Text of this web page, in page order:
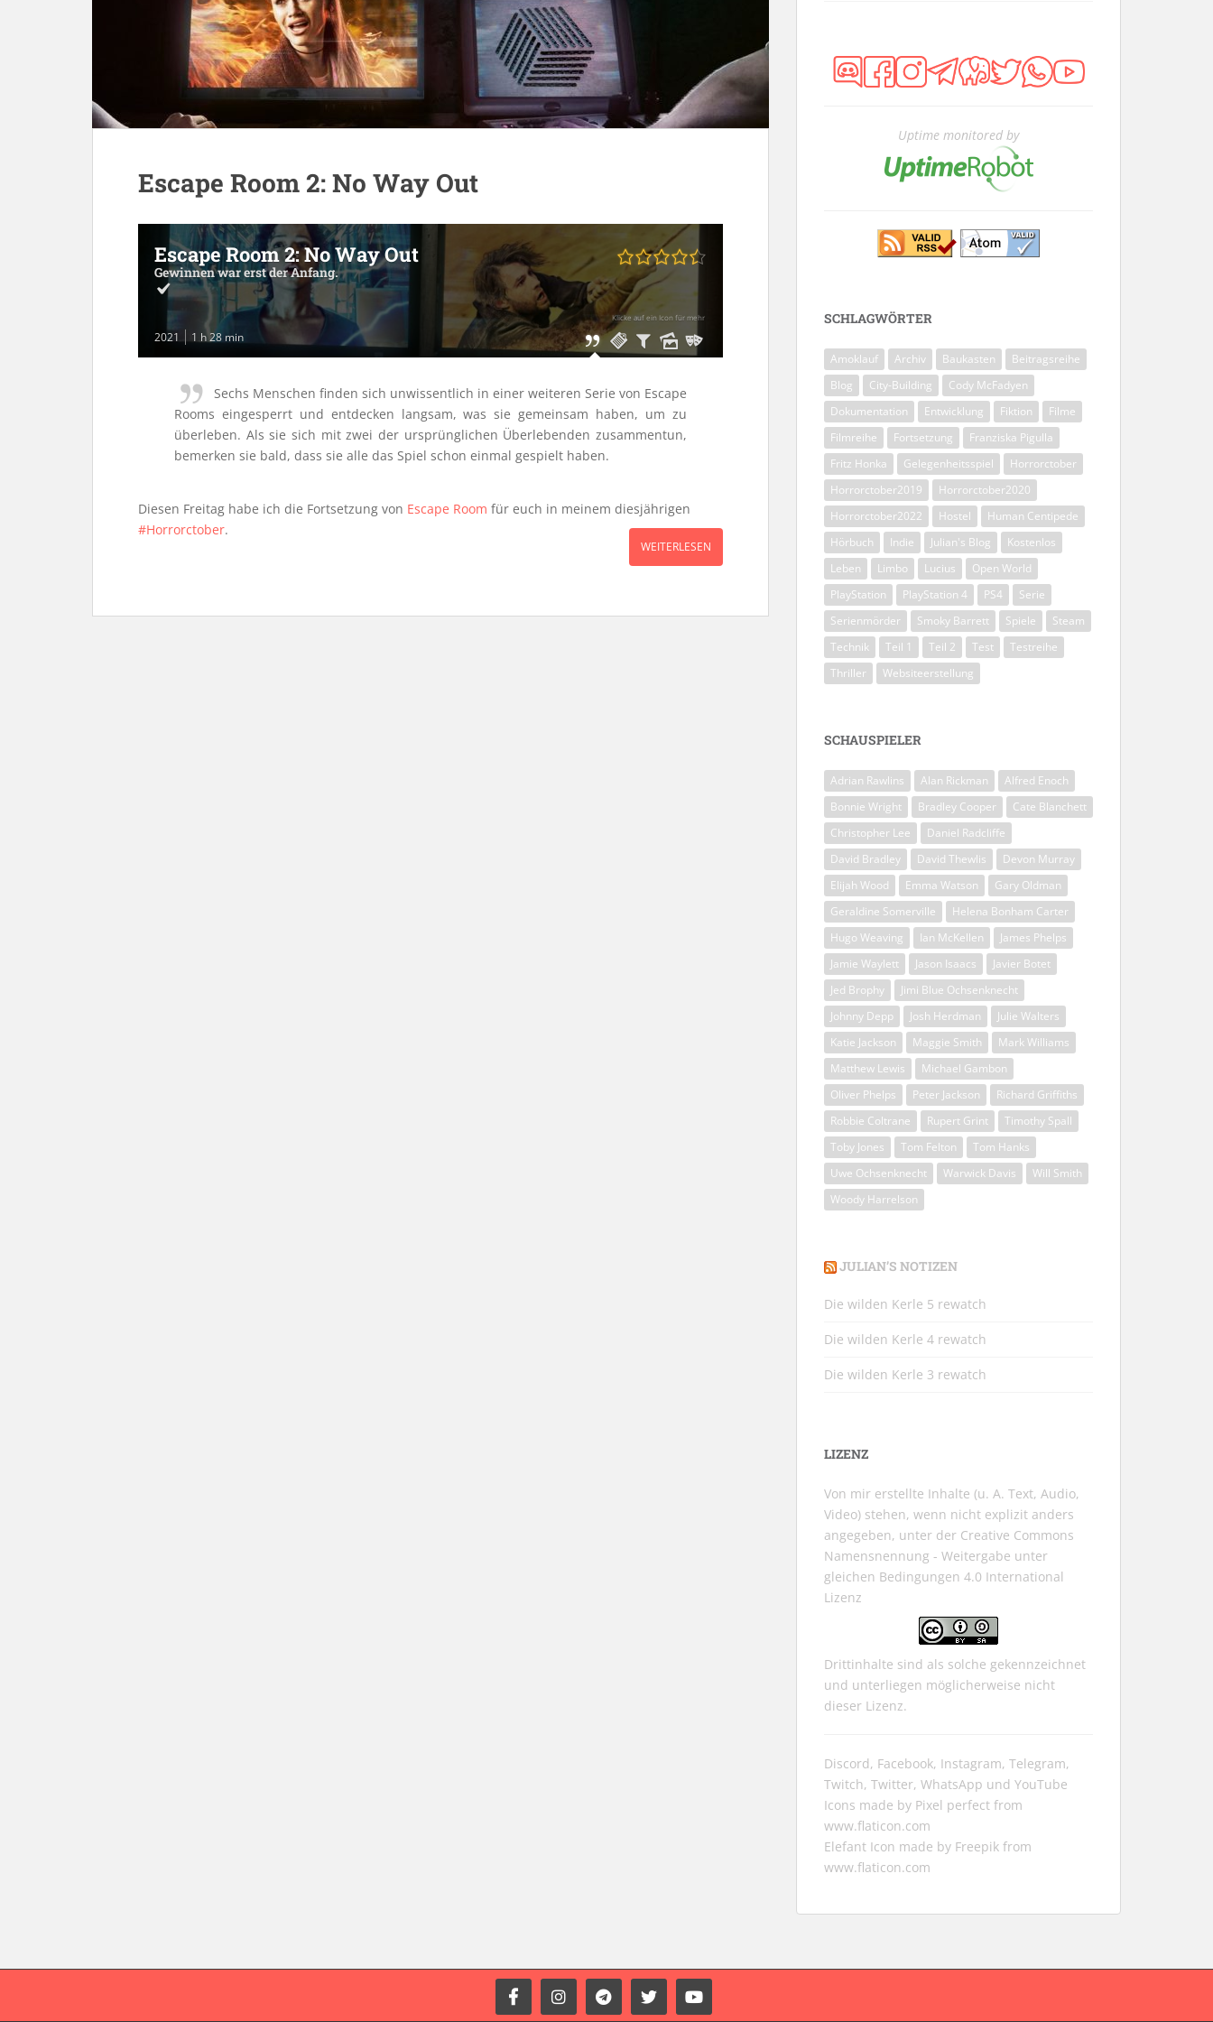
Escape Room 2: No Way Out
Escape Room 2: No Way Out
Gewinnen war erst der Anfang.
2021 1 h 28 min
Klicke auf ein Icon für mehr
Sechs Menschen finden sich unwissentlich in einer weiteren Serie von Escape
Rooms eingesperrt und entdecken langsam, was sie gemeinsam haben, um zu
überleben. Als sie sich mit zwei der ursprünglichen Überlebenden zusammentun,
bemerken sie bald, dass sie alle das Spiel schon einmal gespielt haben.
Diesen Freitag habe ich die Fortsetzung von Escape Room für euch in meinem diesjährigen
#Horrorctober.
WEITERLESEN
Uptime monitored by
SCHLAGWÖRTER
Amoklauf Archiv Baukasten
Beitragsreihe
Blog
City-Building
Cody McFadyen
Dokumentation
Entwicklung Fiktion
Filme
Filmreihe
Fortsetzung
Franziska Pigulla
Fritz Honka
Gelegenheitsspiel
Horrorctober
Horrorctober2019
Horrorctober2020
Horrorctober2022
Hostel
Human Centipede
Hörbuch
Indie Julian's Blog
Kostenlos
Leben
Limbo Lucius
Open World
PlayStation
PlayStation 4 PS4
Serie
Serienmörder
Smoky Barrett Spiele
Steam
Technik
Teil 1 Teil 2 Test
Testreihe
Thriller
Websiteerstellung
SCHAUSPIELER
Adrian Rawlins Alan Rickman
Alfred Enoch
Bonnie Wright
Bradley Cooper
Cate Blanchett
Christopher Lee
Daniel Radcliffe
David Bradley
David Thewlis
Devon Murray
Elijah Wood
Emma Watson
Gary Oldman
Geraldine Somerville
Helena Bonham Carter
Hugo Weaving
Ian McKellen
James Phelps
Jamie Waylett
Jason Isaacs
Javier Botet
Jed Brophy
Jimi Blue Ochsenknecht
Johnny Depp
Josh Herdman
Julie Walters
Katie Jackson
Maggie Smith
Mark Williams
Matthew Lewis
Michael Gambon
Oliver Phelps
Peter Jackson
Richard Griffiths
Robbie Coltrane
Rupert Grint
Timothy Spall
Toby Jones
Tom Felton
Tom Hanks
Uwe Ochsenknecht
Warwick Davis
Will Smith
Woody Harrelson
JULIAN’S NOTIZEN
Die wilden Kerle 5 rewatch
Die wilden Kerle 4 rewatch
Die wilden Kerle 3 rewatch
LIZENZ
Von mir erstellte Inhalte (u. A. Text, Audio,
Video) stehen, wenn nicht explizit anders
angegeben, unter der Creative Commons
Namensnennung - Weitergabe unter
gleichen Bedingungen 4.0 International
Lizenz
Drittinhalte sind als solche gekennzeichnet
und unterliegen möglicherweise nicht
dieser Lizenz.
Discord, Facebook, Instagram, Telegram,
Twitch, Twitter, WhatsApp und YouTube
Icons made by Pixel perfect from
www.flaticon.com
Elefant Icon made by Freepik from
www.flaticon.com